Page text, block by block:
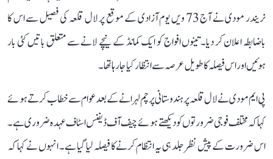
نریندر مودی نے آج 73 ویں یوم آزادی کے موقع پر لال قلعہ کی فصیل سے اس کا
باضابطہ اعلان کر دیا۔ تینوں افواج کو ایک کمانڈ کے نیچے لانے سے متعلق باتیں کئی بار
ہوئیں اور اس فیصلہ کا طویل عرصہ سےانتظار کیا جا رہا تھا۔
پی ایم مودی نے لال قلعہ پر ہندوستانی پرچم لہرانے کے بعد عوام سے خطاب کرتے ہوئے
کہا کہ مختلف فوجی ضرورتوں کو دیکھتے ہوئے چیف آف ڈیفنس اسٹاف عہدہ ضروری ہے۔
اس ضرورت کے پیش نظر جلد ہی یہ انتظام کرنے کا فیصلہ لیا گیا ہے۔ انہوں نے کہا کہ